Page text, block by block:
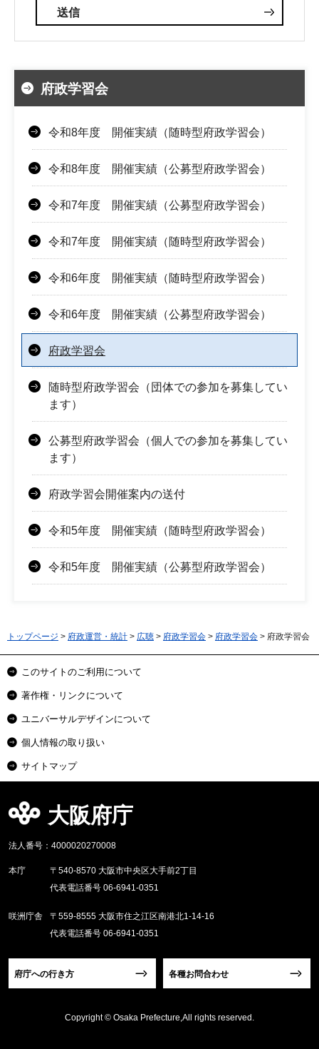
府政学習会
令和8年度 開催実績（随時型府政学習会）
令和8年度 開催実績（公募型府政学習会）
令和7年度 開催実績（公募型府政学習会）
令和7年度 開催実績（随時型府政学習会）
令和6年度 開催実績（随時型府政学習会）
令和6年度 開催実績（公募型府政学習会）
府政学習会
随時型府政学習会（団体での参加を募集してい
ます）
公募型府政学習会（個人での参加を募集してい
ます）
府政学習会開催案内の送付
令和5年度 開催実績（随時型府政学習会）
令和5年度 開催実績（公募型府政学習会）
トップページ > 府政運営・統計 > 広聴 > 府政学習会 > 府政学習会 > 府政学習会
このサイトのご利用について
著作権・リンクについて
ユニバーサルデザインについて
個人情報の取り扱い
サイトマップ
大阪府庁
法人番号：4000020270008
本庁
〒540-8570 大阪市中央区大手前2丁目
代表電話番号 06-6941-0351
咲洲庁舎
〒559-8555 大阪市住之江区南港北1-14-16
代表電話番号 06-6941-0351
府庁への行き方 各種お問合わせ
Copyright © Osaka Prefecture,All rights reserved.